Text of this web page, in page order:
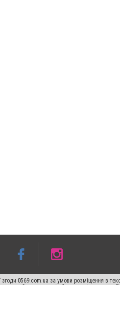
0569.com.ua за умови розміщення в
абзацу в тексті або в якості